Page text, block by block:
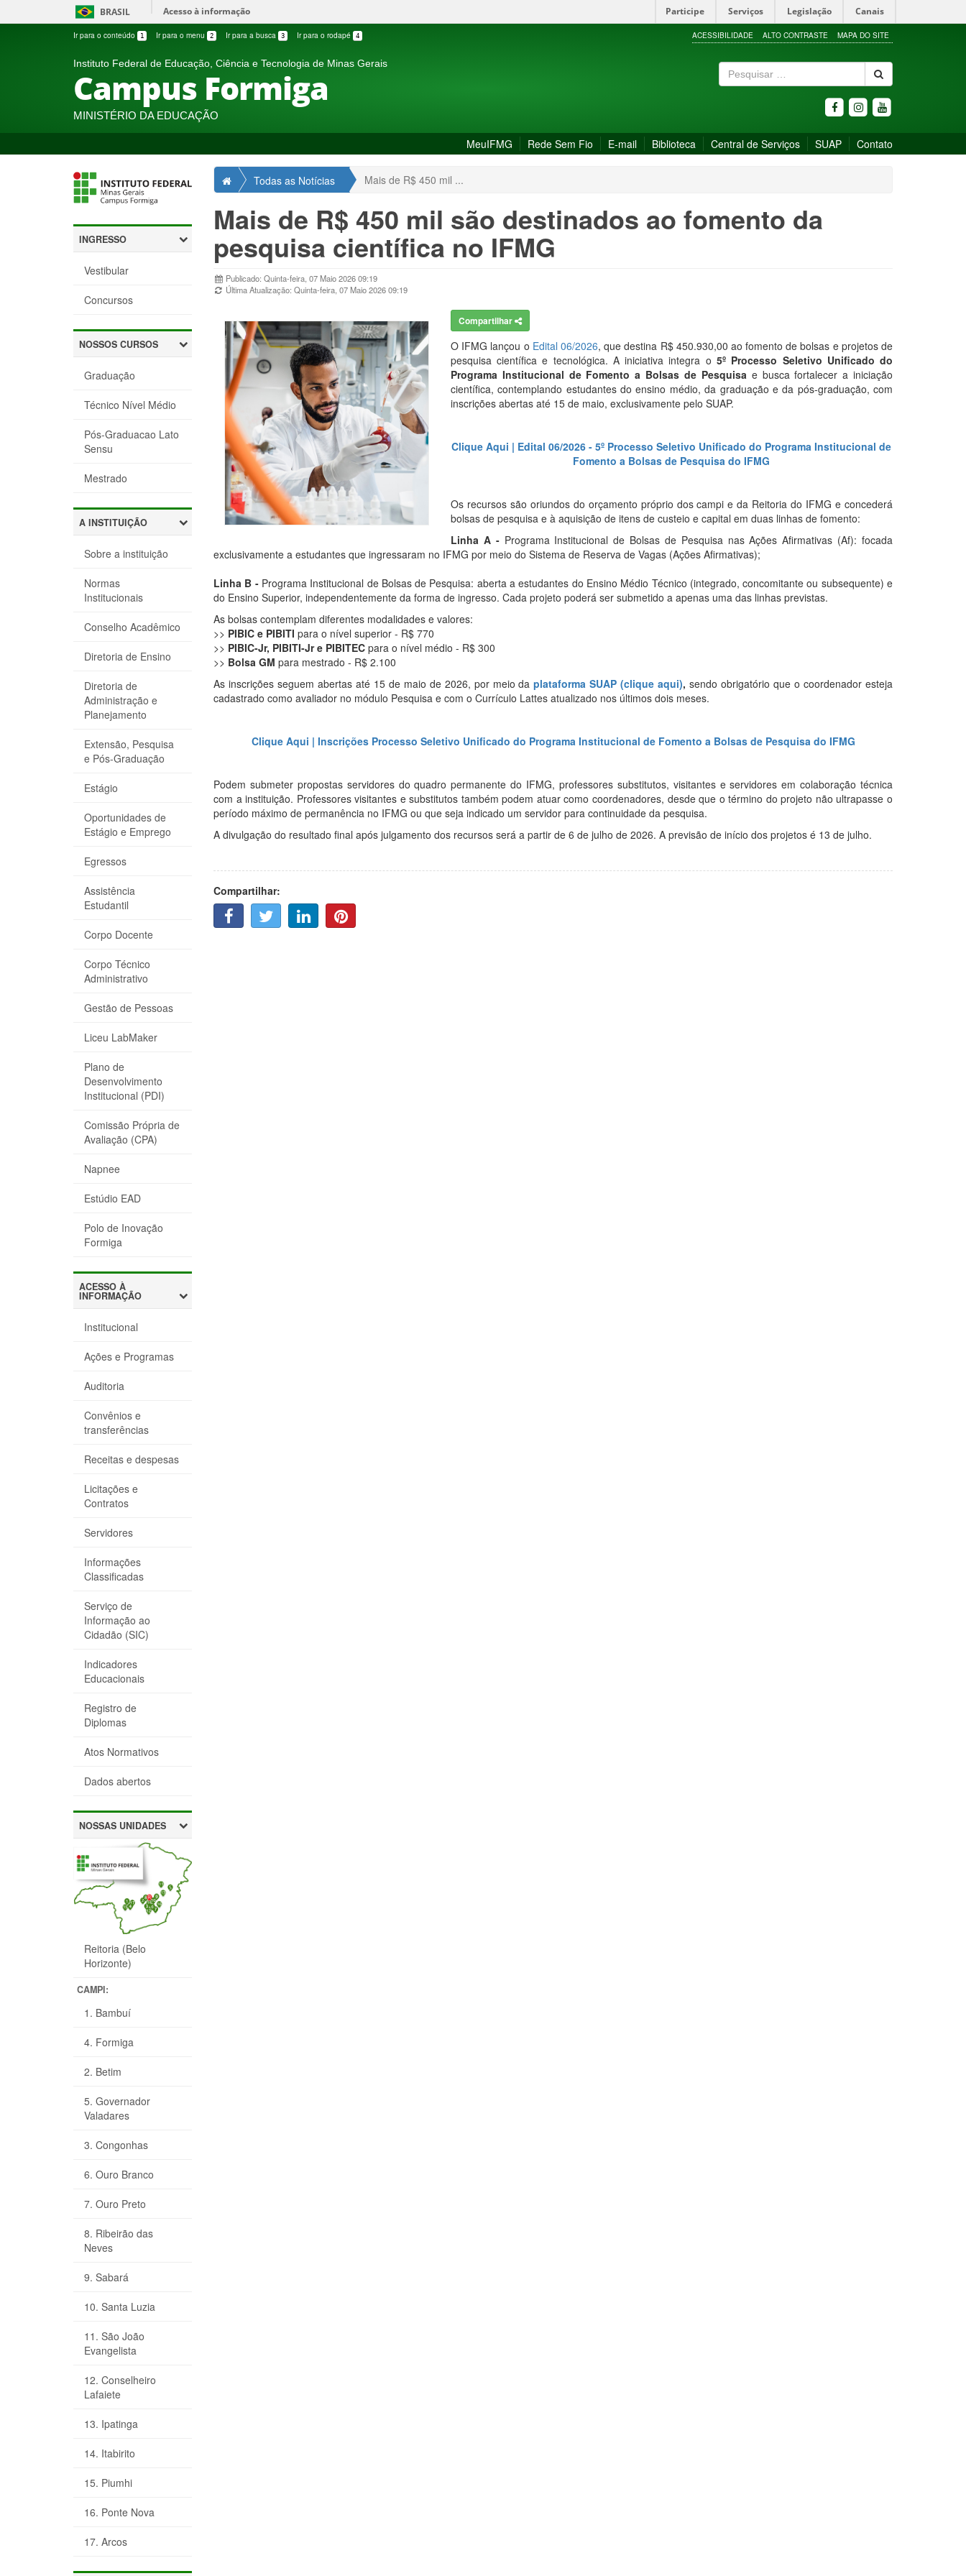
direto
BRASIL Acesso à informação Participe Serviços Legislação Canais
Ir para o conteúdo 1 Ir para o menu 2 Ir para a busca 3 Ir para o rodapé 4 ACESSIBILIDADE ALTO CONTRASTE MAPA DO SITE
Instituto Federal de Educação, Ciência e Tecnologia de Minas Gerais
Campus Formiga
MINISTÉRIO DA EDUCAÇÃO
e
s
q
u
i
MeuIFMG Rede Sem Fio E-mail Biblioteca Central de Serviços SUAP Contato
INGRESSO
Vestibular
Concursos
NOSSOS CURSOS
Graduação
Técnico Nível Médio
Pós-Graduacao Lato
Sensu
Mestrado
A INSTITUIÇÃO
Sobre a instituição
Normas
Institucionais
Conselho Acadêmico
Diretoria de Ensino
Diretoria de
Administração e
Planejamento
Extensão, Pesquisa
e Pós-Graduação
Estágio
Oportunidades de
Estágio e Emprego
Egressos
Assistência
Estudantil
Corpo Docente
Corpo Técnico
Administrativo
Gestão de Pessoas
Liceu LabMaker
Plano de
Desenvolvimento
Institucional (PDI)
Comissão Própria de
Avaliação (CPA)
Napnee
Estúdio EAD
Polo de Inovação
Formiga
ACESSO À
INFORMAÇÃO
Institucional
Ações e Programas
Auditoria
Convênios e
transferências
Receitas e despesas
Licitações e
Contratos
Servidores
Informações
Classificadas
Serviço de
Informação ao
Cidadão (SIC)
Indicadores
Educacionais
Registro de
Diplomas
Atos Normativos
Dados abertos
NOSSAS UNIDADES
Reitoria (Belo
Horizonte)
CAMPI:
1. Bambuí
4. Formiga
2. Betim
5. Governador
Valadares
3. Congonhas
6. Ouro Branco
7. Ouro Preto
8. Ribeirão das
Neves
9. Sabará
10. Santa Luzia
11. São João
Evangelista
12. Conselheiro
Lafaiete
13. Ipatinga
14. Itabirito
15. Piumhi
16. Ponte Nova
17. Arcos
Você
está
InícioTodas as Notícias Mais de R$ 450 mil ...
Mais de R$ 450 mil são destinados ao fomento da
pesquisa científica no IFMG
Publicado: Quinta-feira, 07 Maio 2026 09:19
Última Atualização: Quinta-feira, 07 Maio 2026 09:19
Compartilhar
O IFMG lançou o Edital 06/2026, que destina R$ 450.930,00 ao fomento de bolsas e projetos de
pesquisa científica e tecnológica. A iniciativa integra o 5º Processo Seletivo Unificado do
Programa Institucional de Fomento a Bolsas de Pesquisa e busca fortalecer a iniciação
científica, contemplando estudantes do ensino médio, da graduação e da pós-graduação, com
inscrições abertas até 15 de maio, exclusivamente pelo SUAP.
Clique Aqui | Edital 06/2026 - 5º Processo Seletivo Unificado do Programa Institucional de
Fomento a Bolsas de Pesquisa do IFMG
Os recursos são oriundos do orçamento próprio dos campi e da Reitoria do IFMG e concederá
bolsas de pesquisa e à aquisição de itens de custeio e capital em duas linhas de fomento:
Linha A - Programa Institucional de Bolsas de Pesquisa nas Ações Afirmativas (Af): focada
exclusivamente a estudantes que ingressaram no IFMG por meio do Sistema de Reserva de Vagas (Ações Afirmativas);
Linha B - Programa Institucional de Bolsas de Pesquisa: aberta a estudantes do Ensino Médio Técnico (integrado, concomitante ou subsequente) e
do Ensino Superior, independentemente da forma de ingresso. Cada projeto poderá ser submetido a apenas uma das linhas previstas.
As bolsas contemplam diferentes modalidades e valores:
>> PIBIC e PIBITI para o nível superior - R$ 770
>> PIBIC-Jr, PIBITI-Jr e PIBITEC para o nível médio - R$ 300
>> Bolsa GM para mestrado - R$ 2.100
As inscrições seguem abertas até 15 de maio de 2026, por meio da plataforma SUAP (clique aqui), sendo obrigatório que o coordenador esteja
cadastrado como avaliador no módulo Pesquisa e com o Currículo Lattes atualizado nos últimos dois meses.
Clique Aqui | Inscrições Processo Seletivo Unificado do Programa Institucional de Fomento a Bolsas de Pesquisa do IFMG
Podem submeter propostas servidores do quadro permanente do IFMG, professores substitutos, visitantes e servidores em colaboração técnica
com a instituição. Professores visitantes e substitutos também podem atuar como coordenadores, desde que o término do projeto não ultrapasse o
período máximo de permanência no IFMG ou que seja indicado um servidor para continuidade da pesquisa.
A divulgação do resultado final após julgamento dos recursos será a partir de 6 de julho de 2026. A previsão de início dos projetos é 13 de julho.
Compartilhar:
A
W
I
I